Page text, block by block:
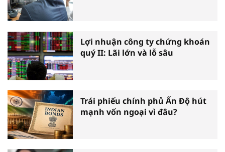
Lợi nhuận công ty chứng khoán
quý II: Lãi lớn và lỗ sâu
Trái phiếu chính phủ Ấn Độ hút
mạnh vốn ngoại vì đâu?